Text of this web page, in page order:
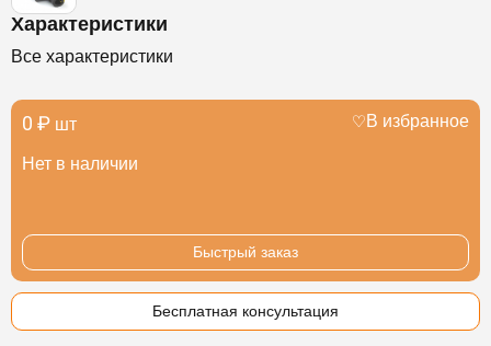
Характеристики
Все характеристики
0 ₽ шт
Нет в наличии
В избранное
Быстрый заказ
Бесплатная консультация